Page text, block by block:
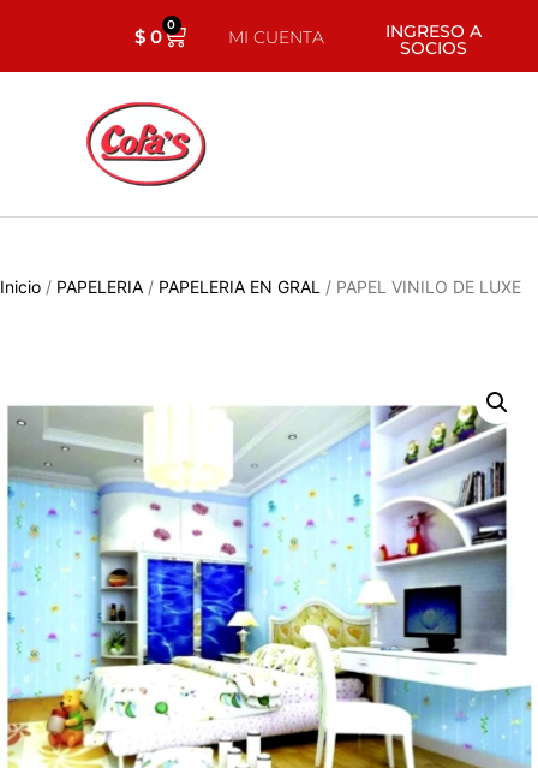
$0 0
MI CUENTA INGRESO A
SOCIOS
Inicio / PAPELERIA / PAPELERIA EN GRAL / PAPEL VINILO DE LUXE